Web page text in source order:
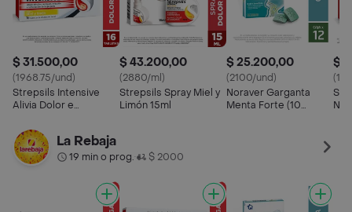
$ 31.500,00
(1968.75/und)
Strepsils Intensive
Alivia Dolor e
Garganta sabor Miel y
Limón
$ 43.200,00
(2880/ml)
Strepsils Spray Miel y
Limón 15ml
$ 25.200,00
(2100/und)
Noraver Garganta
Menta Forte (10
$
La Rebaja
19 min o prog.• $ 2000